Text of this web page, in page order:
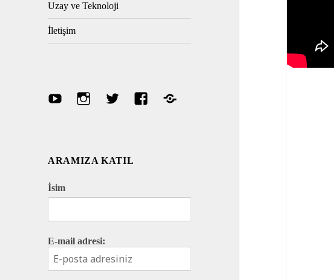
Uzay ve Teknoloji
İletişim
YoutubeInstagramTwitter FacebookDiscord
ARAMIZA KATIL
İsim
E-mail adresi: